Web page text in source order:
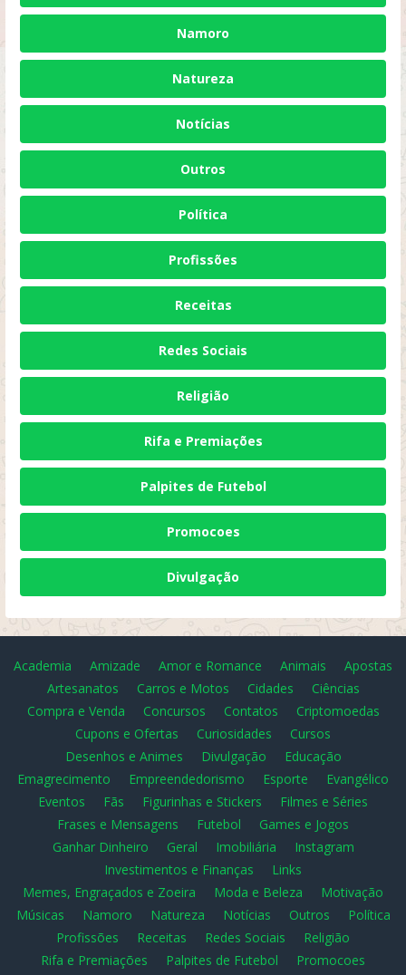
Namoro
Natureza
Notícias
Outros
Política
Profissões
Receitas
Redes Sociais
Religião
Rifa e Premiações
Palpites de Futebol
Promocoes
Divulgação
Academia Amizade Amor e Romance Animais
Apostas
Artesanatos
Carros e Motos Cidades
Ciências
Compra e Venda
Concursos Contatos
Criptomoedas
Cupons e Ofertas
Curiosidades
Cursos
Desenhos e Animes
Divulgação
Educação
Emagrecimento
Empreendedorismo Esporte
Evangélico
Eventos
Fãs Figurinhas e Stickers
Filmes e Séries
Frases e Mensagens
Futebol
Games e Jogos
Ganhar Dinheiro
Geral Imobiliária
Instagram
Investimentos e Finanças
Links
Memes, Engraçados e Zoeira
Moda e Beleza
Motivação
Músicas
Namoro Natureza Notícias Outros
Política
Profissões
Receitas Redes Sociais
Religião
Rifa e Premiações
Palpites de Futebol
Promocoes